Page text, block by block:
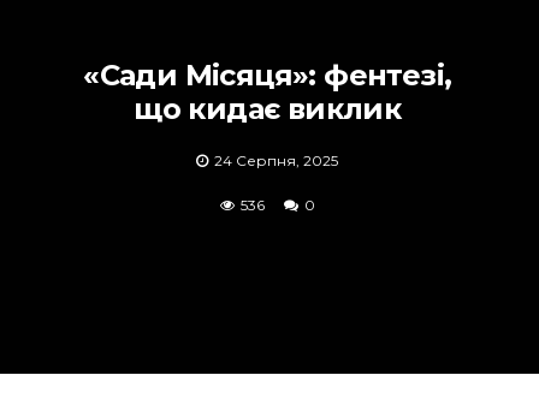
«Сади Місяця»: фентезі,
що кидає виклик
24 Серпня, 2025
536 0